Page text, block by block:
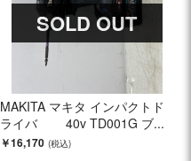
SOLD OUT
MAKITA マキタ インパクトド
ライバ 40v TD001G ブ...
￥16,170